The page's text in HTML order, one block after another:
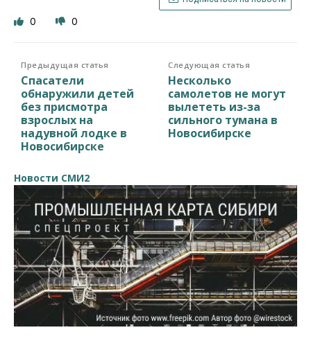
0 0
Предыдущая статья
Спасатели
обнаружили детей
без присмотра
взрослых на
надувной лодке в
Новосибирске
Следующая статья
Несколько
самолетов не могут
вылететь из-за
сильного тумана в
Новосибирске
Новости СМИ2